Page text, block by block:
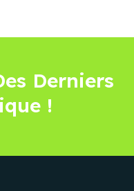
Derniers
!